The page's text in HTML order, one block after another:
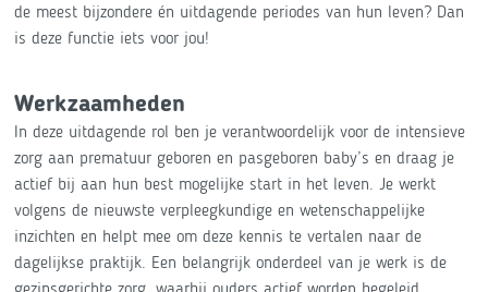
de meest bijzondere én uitdagende periodes van hun leven? Dan
is deze functie iets voor jou!
Werkzaamheden
In deze uitdagende rol ben je verantwoordelijk voor de intensieve
zorg aan prematuur geboren en pasgeboren baby’s en draag je
actief bij aan hun best mogelijke start in het leven. Je werkt
volgens de nieuwste verpleegkundige en wetenschappelijke
inzichten en helpt mee om deze kennis te vertalen naar de
dagelijkse praktijk. Een belangrijk onderdeel van je werk is de